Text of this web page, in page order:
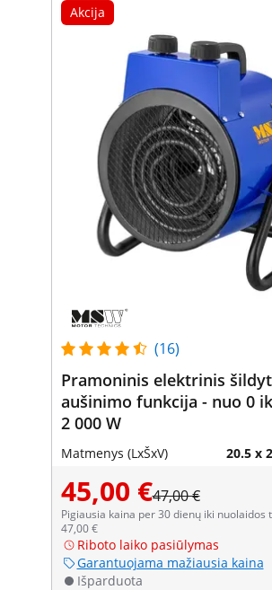
Akcija
(16)
Pramoninis elektrinis
aušinimo funkcija - nuo 0
2 000 W
Matmenys (LxŠxV) 20.5 x
45,00 €47,00 €
Pigiausia kaina per 30 dienų iki nuolaidos
47,00 €
Riboto laiko pasiūlymas
Garantuojama mažiausia kaina
Išparduota